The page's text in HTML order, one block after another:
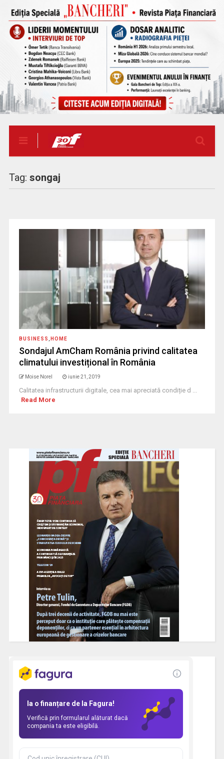
Tag: songaj
BUSINESS HOME
Sondajul AmCham România privind calitatea
climatului investițional în România
Moise Norel iunie 21, 2019
Calitatea infrastructurii digitale, cea mai apreciată condiție d ...
Read More